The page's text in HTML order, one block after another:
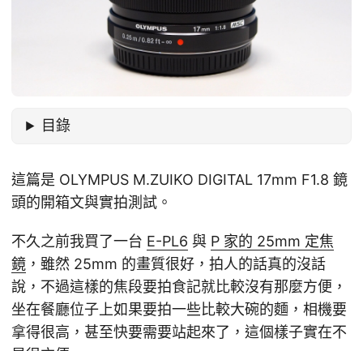
目錄
這篇是 OLYMPUS M.ZUIKO DIGITAL 17mm F1.8 鏡
頭的開箱文與實拍測試。
不久之前我買了一台 E-PL6 與 P 家的 25mm 定焦
鏡 ，雖然 25mm 的畫質很好，拍人的話真的沒話
說，不過這樣的焦段要拍食記就比較沒有那麼方便，
坐在餐廳位子上如果要拍一些比較大碗的麵，相機要
拿得很高，甚至快要需要站起來了，這個樣子實在不